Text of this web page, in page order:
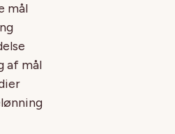
mål
af mål